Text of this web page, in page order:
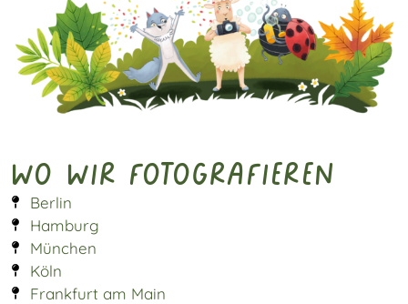
Wo wir fotografieren
Berlin
Hamburg
München
Köln
Frankfurt am Main